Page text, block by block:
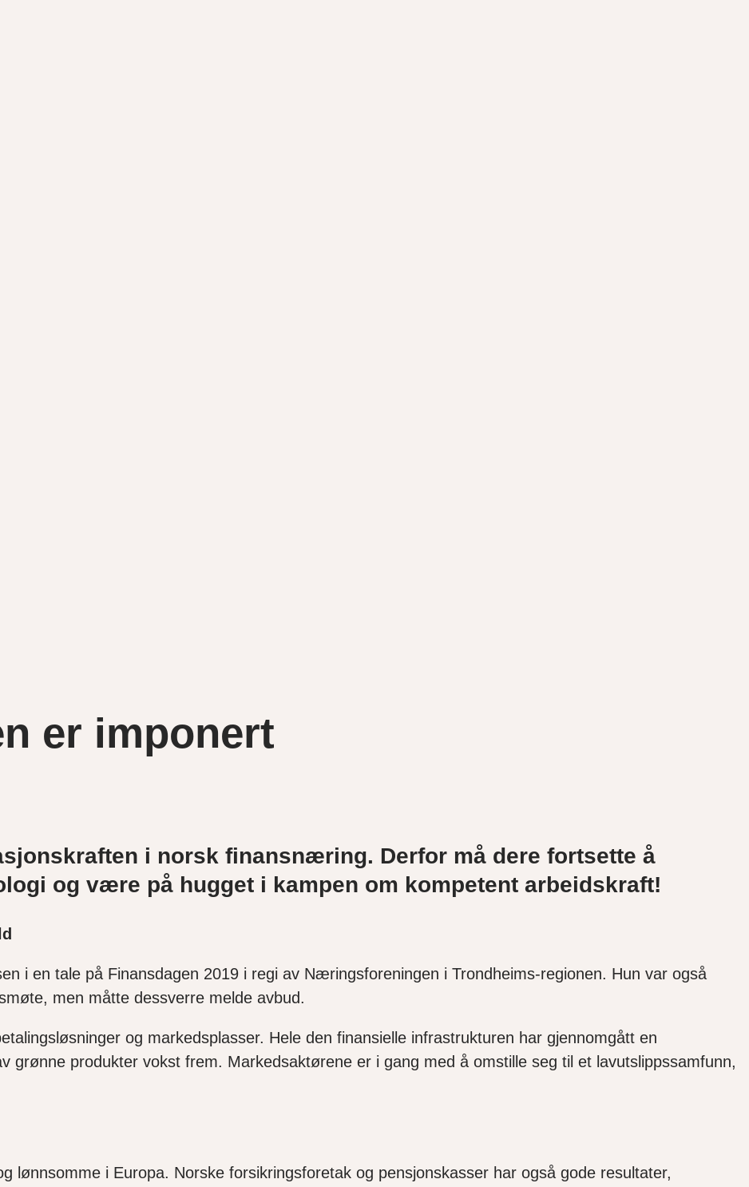
er imponert
i norsk finansnæring. Derfor må dere fortsette å
og være på hugget i kampen om kompetent arbeidskraft!
i en tale på Finansdagen 2019 i regi av Næringsforeningen i Trondheims-regionen. Hun var også
men måtte dessverre melde avbud.
og markedsplasser. Hele den finansielle infrastrukturen har gjennomgått en
grønne produkter vokst frem. Markedsaktørene er i gang med å omstille seg til et lavutslippssamfunn,
lønnsomme i Europa. Norske forsikringsforetak og pensjonskasser har også gode resultater,